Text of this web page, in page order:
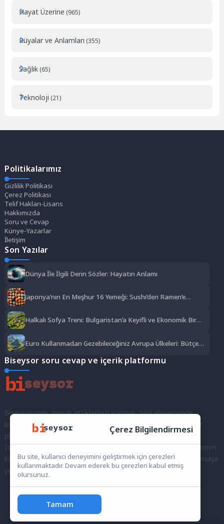
Hayat Üzerine (965)
Rüyalar ve Anlamları (355)
Sağlık (65)
Teknoloji (21)
Politikalarımız
Gizlilik Politikası
Çerez Politikası
Telif Hakları-Lisans
Hakkımızda
Soru ve Cevap
Künye-Yazarlar
İletişim
Son Yazılar
Dünya İle İlgili Derin Sözler: Hayatın Anlamı
Japonya’nın En Meşhur 16 Yemeği: Sushi’den Ramen’e
Halkalı Sofya Treni: Bulgaristan’a Keyifli ve Ekonomik Bir
Euro Kullanmadan Gezebileceğiniz Avrupa Ülkeleri: Bütçe
Biseysor soru cevap ve içerik platformu
Biseysor.com, merak ettiklerinizi sormak, bilgi alışverişinde
bulunmak ve fikirlerinizi paylaşmak için bir araya geldiğimiz bir
platformdur.
İster kayıtlı bir kullanıcı olarak topluluğumuza katılın, ister anonim
kalarak sorularınızı yöneltin; burada her türlü soruya ve tartışmaya
yer var. Bilgiyi keşfetmek ve paylaşmak için bize katılın!
Çerez Bilgilendirmesi
Bu site, kullanıcı deneyimini geliştirmek için çerezleri
kullanmaktadır. Devam ederek bu çerezleri kabul etmiş
olursunuz.
Tamam